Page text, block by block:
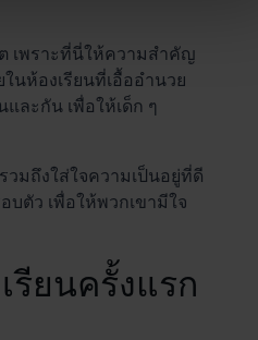
เพราะที่นี่ให้ความสำคัญ
นห้องเรียนที่เอื้ออำนวย
ละกัน เพื่อให้เด็ก ๆ
มถึงใส่ใจความเป็นอยู่ที่ดี
ตัว เพื่อให้พวกเขามีใจ
รียนครั้งแรก